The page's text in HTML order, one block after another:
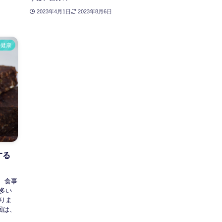
2023年4月1日 2023年8月6日
健康
る
食事
い
ま
、